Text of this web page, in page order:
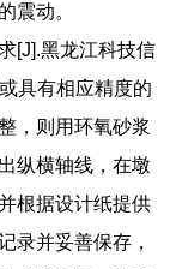
震动。
[J].黑龙江科技信
具有相应精度的
，则用环氧砂浆
纵横轴线，在墩
根据设计纸提供
录并妥善保存，